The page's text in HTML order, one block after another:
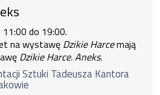
11:00 do 19:00.
na wystawę Dzikie Harcemają
Dzikie Harce. Aneks.
Sztuki Tadeusza Kantora